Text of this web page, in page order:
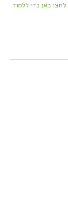
לחצו כאן כדי ללמוד